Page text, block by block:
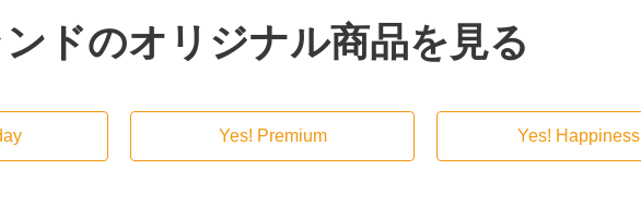
ドのオリジナル商品を見る
Yes! Premium Yes! Happiness